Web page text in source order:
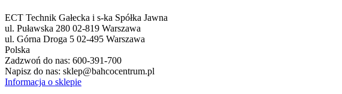
ECT Technik Gałecka i s-ka Spółka Jawna
ul. Puławska 280 02-819 Warszawa
ul. Górna Droga 5 02-495 Warszawa
Polska
Zadzwoń do nas: 600-391-700
Napisz do nas: sklep@bahcocentrum.pl
Informacja o sklepie